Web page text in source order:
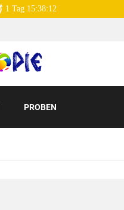
1 Tag 15:38:11
PROBEN